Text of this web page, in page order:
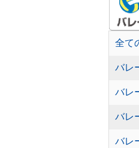
全て
バレ
バレ
バレ
バレ